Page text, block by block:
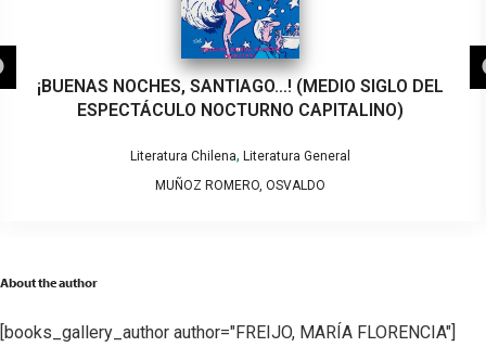
¡BUENAS NOCHES, SANTIAGO…! (MEDIO SIGLO DEL
ESPECTÁCULO NOCTURNO CAPITALINO)
Literatura Chilena, Literatura General
MUÑOZ ROMERO, OSVALDO
About the author
[books_gallery_author author="FREIJO, MARÍA FLORENCIA"]